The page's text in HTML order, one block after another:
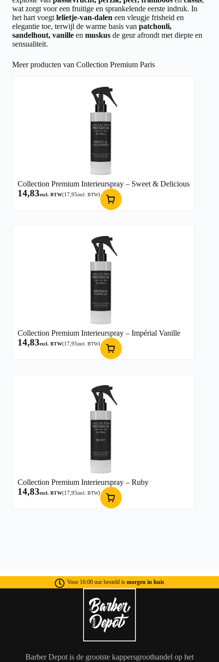
wat zorgt voor een fruitige en sprankelende eerste indruk. In
het hart voegt lelietje-van-dalen een vleugje frisheid en
elegantie toe, terwijl de warme basis van patchouli,
sandelhout, vanille en muskus de geur afrondt met diepte en
sensualiteit.
Meer producten van Collection Premium Paris
Collection Premium Interieurspray – Sweet & Delicious
14,83excl. BTW(17,95incl. BTW)
Collection Premium Interieurspray – Impérial Vanille
14,83excl. BTW(17,95incl. BTW)
Collection Premium Interieurspray – Ruby
14,83excl. BTW(17,95incl. BTW)
Voor 16:00 uur besteld is morgen in huis
Barber Depot is de grootste kappersgroothandel op het